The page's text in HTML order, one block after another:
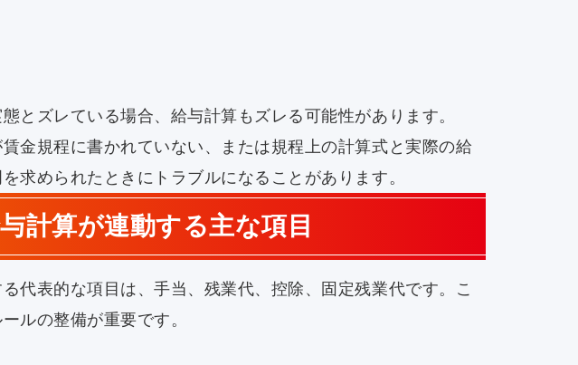
とズレている場合、給与計算もズレる可能性があります。
金規程に書かれていない、または規程上の計算式と実際の給
求められたときにトラブルになることがあります。
計算が連動する主な項目
代表的な項目は、手当、残業代、控除、固定残業代です。こ
ルの整備が重要です。